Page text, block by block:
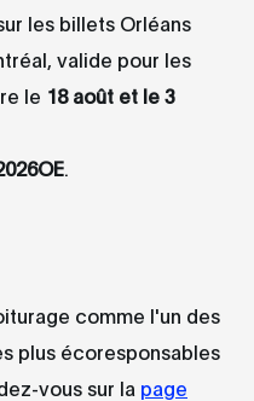
les billets Orléans
valide pour les
le 18 août et le 3
comme l'un des
plus écoresponsables
vous sur la page